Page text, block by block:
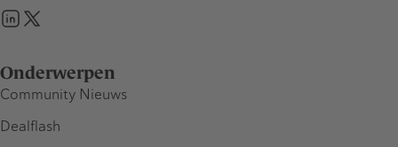
Onderwerpen
Community Nieuws
Dealflash